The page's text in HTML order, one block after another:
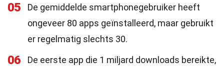
05
De gemiddelde smartphonegebruiker heeft
ongeveer 80 apps geïnstalleerd, maar gebruikt
er regelmatig slechts 30.
06
De eerste app die 1 miljard downloads bereikte,